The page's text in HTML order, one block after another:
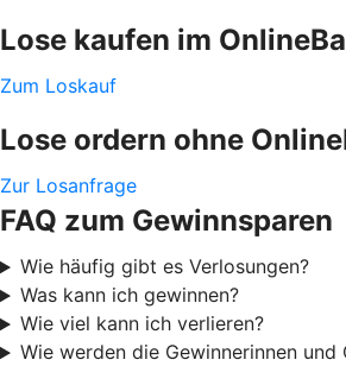
Lose kaufen im
Zum Loskauf
Lose ordern ohne
Zur Losanfrage
FAQ zum Gewinnsparen
Wie häufig gibt es Verlosungen?
Was kann ich gewinnen?
Wie viel kann ich verlieren?
Wie werden die Gewinnerinnen